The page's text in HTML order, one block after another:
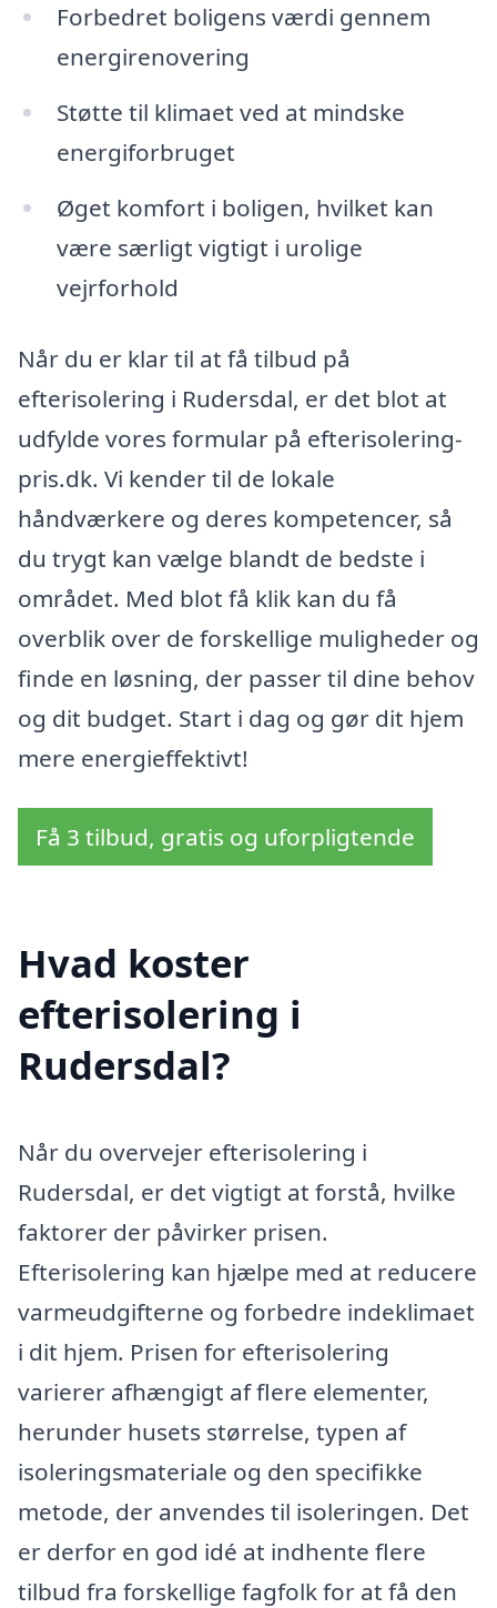
Forbedret boligens værdi gennem
energirenovering
Støtte til klimaet ved at mindske
energiforbruget
Øget komfort i boligen, hvilket kan
være særligt vigtigt i urolige
vejrforhold
Når du er klar til at få tilbud på
efterisolering i Rudersdal, er det blot at
udfylde vores formular på efterisolering-
pris.dk. Vi kender til de lokale
håndværkere og deres kompetencer, så
du trygt kan vælge blandt de bedste i
området. Med blot få klik kan du få
overblik over de forskellige muligheder og
finde en løsning, der passer til dine behov
og dit budget. Start i dag og gør dit hjem
mere energieffektivt!
Få 3 tilbud, gratis og uforpligtende
Hvad koster
efterisolering i
Rudersdal?
Når du overvejer efterisolering i
Rudersdal, er det vigtigt at forstå, hvilke
faktorer der påvirker prisen.
Efterisolering kan hjælpe med at reducere
varmeudgifterne og forbedre indeklimaet
i dit hjem. Prisen for efterisolering
varierer afhængigt af flere elementer,
herunder husets størrelse, typen af
isoleringsmateriale og den specifikke
metode, der anvendes til isoleringen. Det
er derfor en god idé at indhente flere
tilbud fra forskellige fagfolk for at få den